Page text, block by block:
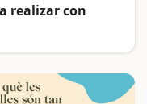
realizar con